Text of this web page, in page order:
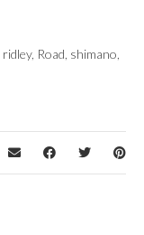
ridley, Road, shimano,